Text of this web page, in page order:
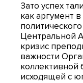
Зато успех
как аргумент
Центральной
кризис
важности
коллективной
исходящей с